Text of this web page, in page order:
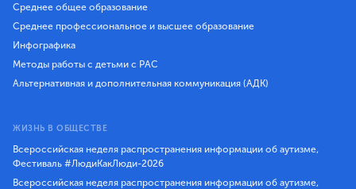
Среднее общее образование
Среднее профессиональное и высшее образование
Инфографика
Методы работы с детьми с РАС
Альтернативная и дополнительная коммуникация (АДК)
ЖИЗНЬ В ОБЩЕСТВЕ
Всероссийская неделя распространения информации об аутизме,
Фестиваль #ЛюдиКакЛюди-2026
Всероссийская неделя распространения информации об аутизме,